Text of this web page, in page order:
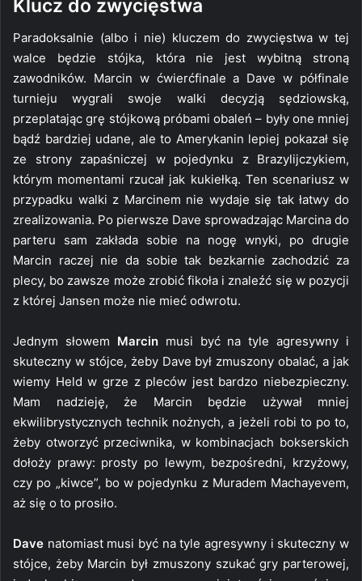
Klucz do zwycięstwa
Paradoksalnie (albo i nie) kluczem do zwycięstwa w tej
walce będzie stójka, która nie jest wybitną stroną
zawodników. Marcin w ćwierćfinale a Dave w półfinale
turnieju wygrali swoje walki decyzją sędziowską,
przeplatając grę stójkową próbami obaleń – były one mniej
bądź bardziej udane, ale to Amerykanin lepiej pokazał się
ze strony zapaśniczej w pojedynku z Brazylijczykiem,
którym momentami rzucał jak kukiełką. Ten scenariusz w
przypadku walki z Marcinem nie wydaje się tak łatwy do
zrealizowania. Po pierwsze Dave sprowadzając Marcina do
parteru sam zakłada sobie na nogę wnyki, po drugie
Marcin raczej nie da sobie tak bezkarnie zachodzić za
plecy, bo zawsze może zrobić fikoła i znaleźć się w pozycji
z której Jansen może nie mieć odwrotu.
Jednym słowem Marcinmusi być na tyle agresywny i
skuteczny w stójce, żeby Dave był zmuszony obalać, a jak
wiemy Held w grze z pleców jest bardzo niebezpieczny.
Mam nadzieję, że Marcin będzie używał mniej
ekwilibrystycznych technik nożnych, a jeżeli robi to po to,
żeby otworzyć przeciwnika, w kombinacjach bokserskich
dołoży prawy: prosty po lewym, bezpośredni, krzyżowy,
czy po „kiwce”, bo w pojedynku z Muradem Machayevem,
aż się o to prosiło.
Dave natomiast musi być na tyle agresywny i skuteczny w
stójce, żeby Marcin był zmuszony szukać gry parterowej,